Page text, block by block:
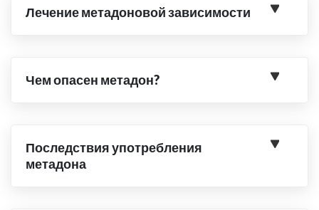
Лечение метадоновой зависимости
Чем опасен метадон?
Последствия употребления
метадона